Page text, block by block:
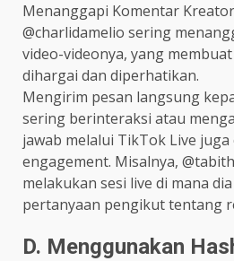
Menanggapi Komentar
@charlidamelio sering
video-videonya, yang
dihargai dan diperhatikan.
Mengirim pesan langsung
sering berinteraksi atau
jawab melalui TikTok Live
engagement. Misalnya,
melakukan sesi live di mana
pertanyaan pengikut tentang
D. Menggunakan